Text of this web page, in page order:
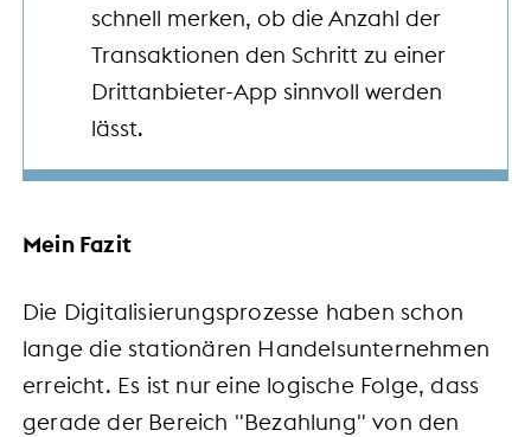
schnell merken, ob die Anzahl der
Transaktionen den Schritt zu einer
Drittanbieter-App sinnvoll werden
lässt.
Mein Fazit
Die Digitalisierungsprozesse haben schon
lange die stationären Handelsunternehmen
erreicht. Es ist nur eine logische Folge, dass
gerade der Bereich "Bezahlung" von den